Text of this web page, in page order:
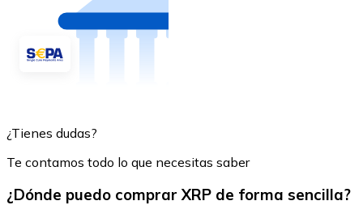
¿Tienes dudas?
Te contamos todo lo que necesitas saber
¿Dónde puedo comprar XRP de forma sencilla?